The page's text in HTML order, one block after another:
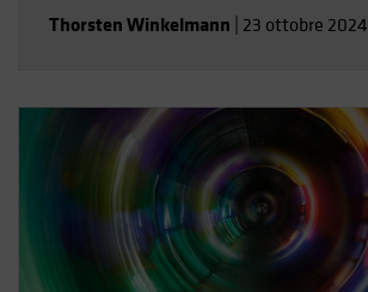
Thorsten Winkelmann 23 ottobre 2024